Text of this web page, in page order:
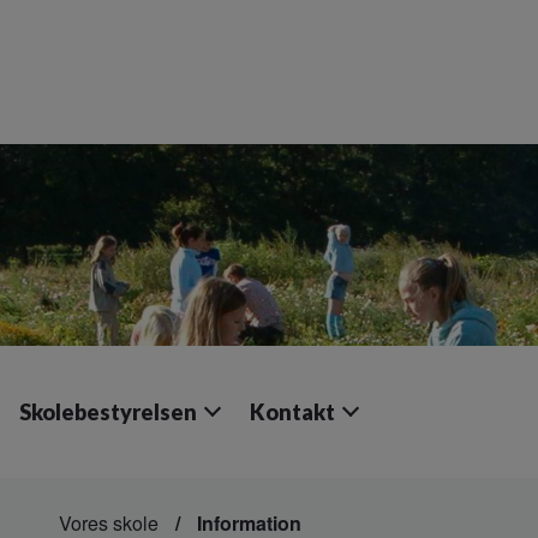
Skolebestyrelsen Kontakt
Vores skole Information